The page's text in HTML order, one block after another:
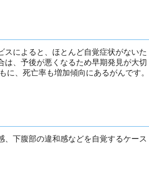
によると、ほとんど自覚症状がないた
、予後が悪くなるため早期発見が大切
、死亡率も増加傾向にあるがんです。
下腹部の違和感などを自覚するケース